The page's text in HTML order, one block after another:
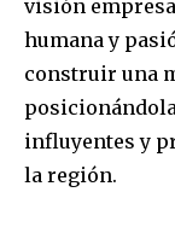
visión
humana y
construir una
influyentes y
la región.